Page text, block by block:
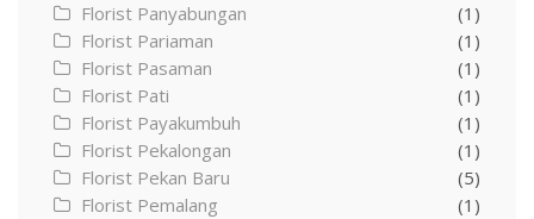
Florist Panyabungan
(1)
Florist Pariaman
(1)
Florist Pasaman
(1)
Florist Pati
(1)
Florist Payakumbuh
(1)
Florist Pekalongan
(1)
Florist Pekan Baru
(5)
Florist Pemalang
(1)